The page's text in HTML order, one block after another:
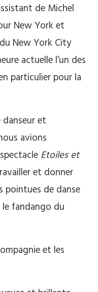
de Michel
New York et
New York City
actuelle l’un des
particulier pour la
et
avions
Etoiles et
et donner
pointues de danse
fandango du
et les